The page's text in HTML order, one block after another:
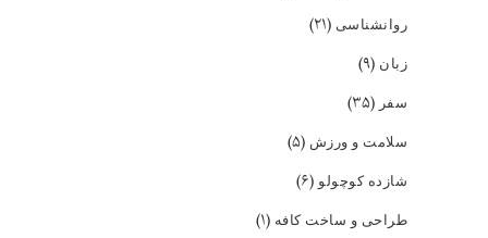
روانشناسی (۲۱)
زبان (۹)
سفر (۳۵)
سلامت و ورزش (۵)
شازده کوچولو(۶)
طراحی و ساخت کافه (۱)